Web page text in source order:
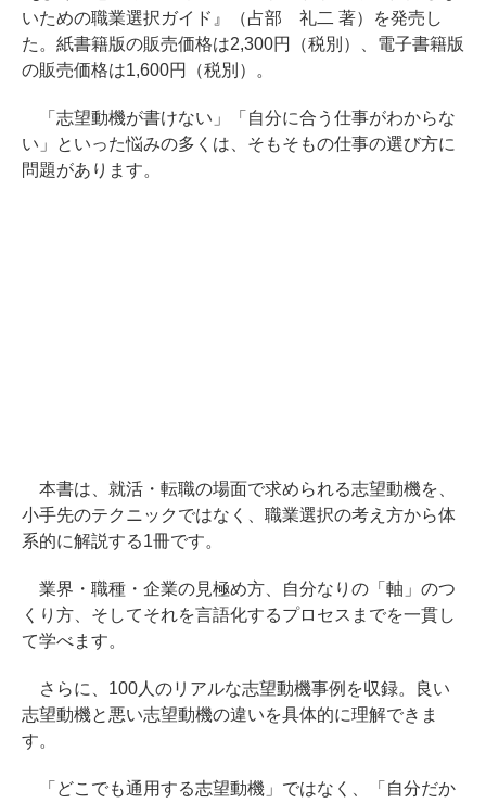
いための職業選択ガイド』（占部 礼二 著）を発売し
た。紙書籍版の販売価格は2,300円（税別）、電子書籍版
の販売価格は1,600円（税別）。
「志望動機が書けない」「自分に合う仕事がわからな
い」といった悩みの多くは、そもそもの仕事の選び方に
問題があります。
本書は、就活・転職の場面で求められる志望動機を、
小手先のテクニックではなく、職業選択の考え方から体
系的に解説する1冊です。
業界・職種・企業の見極め方、自分なりの「軸」のつ
くり方、そしてそれを言語化するプロセスまでを一貫し
て学べます。
さらに、100人のリアルな志望動機事例を収録。良い
志望動機と悪い志望動機の違いを具体的に理解できま
す。
「どこでも通用する志望動機」ではなく、「自分だか